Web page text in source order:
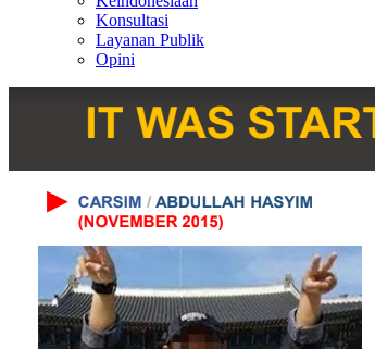
Konsultasi
Layanan Publik
Opini